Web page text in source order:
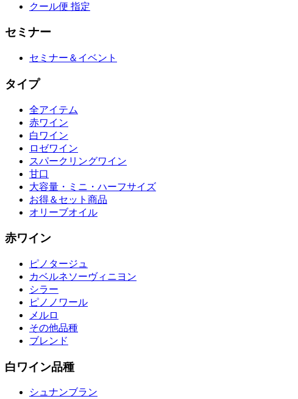
クール便 指定
セミナー
セミナー＆イベント
タイプ
全アイテム
赤ワイン
白ワイン
ロゼワイン
スパークリングワイン
甘口
大容量・ミニ・ハーフサイズ
お得＆セット商品
オリーブオイル
赤ワイン
ピノタージュ
カベルネソーヴィニヨン
シラー
ピノノワール
メルロ
その他品種
ブレンド
白ワイン品種
シュナンブラン